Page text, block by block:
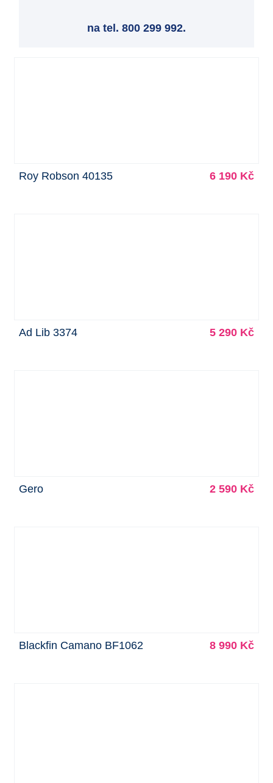
na tel. 800 299 992.
Roy Robson 40135 6 190 Kč
Ad Lib 3374 5 290 Kč
Gero 2 590 Kč
Blackfin Camano BF1062 8 990 Kč